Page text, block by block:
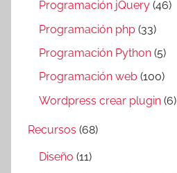
Programación jQuery (46)
Programación php (33)
Programación Python (5)
Programación web (100)
Wordpress crear plugin (6)
Recursos (68)
Diseño (11)